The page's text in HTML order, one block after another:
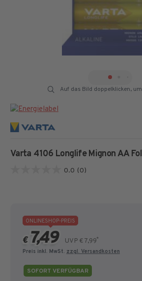
Auf das Bild doppelklicken,
Varta 4106 Longlife Mignon AA
0.0 (0)
ONLINESHOP-PREIS
€ 7,49 UVP € 7,99*
Preis inkl. MwSt. zzgl. Versandkosten
SOFORT VERFÜGBAR